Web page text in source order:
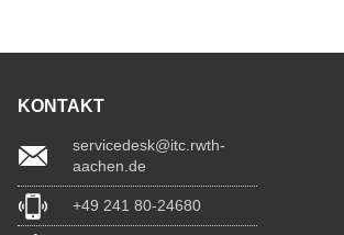
KONTAKT
servicedesk@itc.rwth-
aachen.de
+49 241 80-24680